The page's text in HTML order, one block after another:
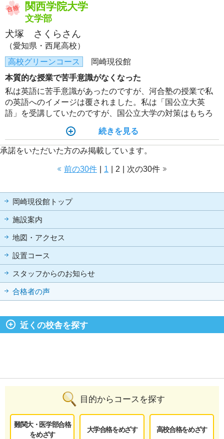
関西学院大学
文学部
犬塚 さくらさん
（愛知県・西尾高校）
高校グリーンコース
岡崎現役館
本質的な授業で苦手意識がなくなった
私は英語に苦手意識があったのですが、河合塾の授業で私
の英語へのイメージは覆されました。私は「国公立大英
語」を受講していたのですが、国公立大学の対策はもちろ
き立てられました。その結果、英語の成績は劇的に伸び、
夏の全統共通テスト模試では5割ほどの得点だったのが、本
番では85点という好成績を収めました。
続きを見る
承諾をいただいた方のみ掲載しています。
前の30件 1 2 次の30件
岡崎現役館トップ
施設案内
地図・アクセス
設置コース
スタッフからのお知らせ
合格者の声
近くの校舎を探す
目的からコースを探す
難関大・医学部合格
をめざす
大学合格をめざす 高校合格をめざす